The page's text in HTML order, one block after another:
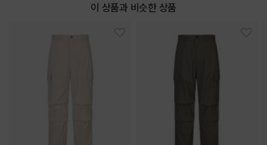
이 상품과 비슷한 상품